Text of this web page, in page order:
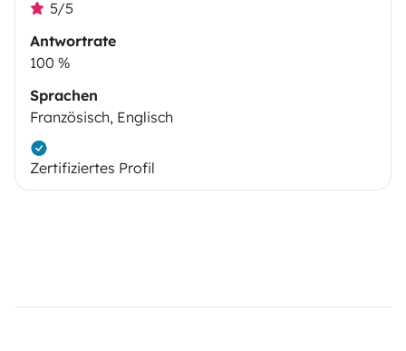
5/5
Antwortrate
100 %
Sprachen
Französisch, Englisch
Zertifiziertes Profil